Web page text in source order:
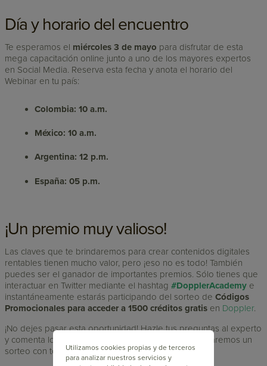
Día y horario del encuentro
Te esperamos el miércoles 3 de mayo para disfrutar de esta
mega capacitación online junto a uno de los mayores expertos
en Social Media. Reserva esta fecha y anota el horario del
Webinar en tu país:
Colombia: 10 a.m.
México: 10 a.m.
Argentina: 12 p.m.
España: 05 p.m.
¡Un premio muy valioso!
Las claves que te brindaremos para crear contenidos digitales
rentables tienen mucho valor, pero ¡eso no es todo! También
puedes ser el ganador de importantes premios. Sólo tienes que
interactuar en Twitter mediante el hashtag#DopplerAcademy e
instantáneamente estarás participando del sorteo deCódigos
Promocionales para acceder a 1500 créditos gratis en Doppler.
¡No dejes pasar esta oportunidad! Hazle tus preguntas al experto
y comenta lo quieras sobre la capacitación. Luego, haremos un
sorteo con todos los que hayan participado.
Utilizamos cookies propias y de terceros
para analizar nuestros servicios y